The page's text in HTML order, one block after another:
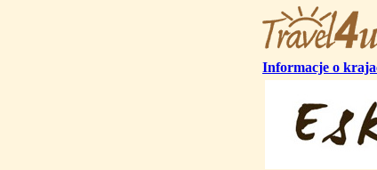
Informacje o